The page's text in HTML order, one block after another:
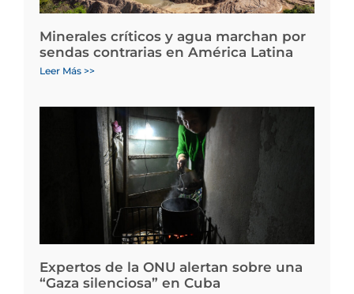
Minerales críticos y agua marchan por
sendas contrarias en América Latina
Leer Más >>
Expertos de la ONU alertan sobre una
“Gaza silenciosa” en Cuba